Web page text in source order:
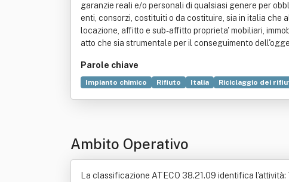
garanzie reali e/o personali di qualsiasi genere per
enti, consorzi, costituiti o da costituire, sia in italia che
locazione, affitto e sub-affitto proprieta' mobiliari,
atto che sia strumentale per il conseguimento
Parole chiave
Impianto chimico Rifiuto Italia Riciclaggio dei
Ambito Operativo
La classificazione ATECO 38.21.09 identifica